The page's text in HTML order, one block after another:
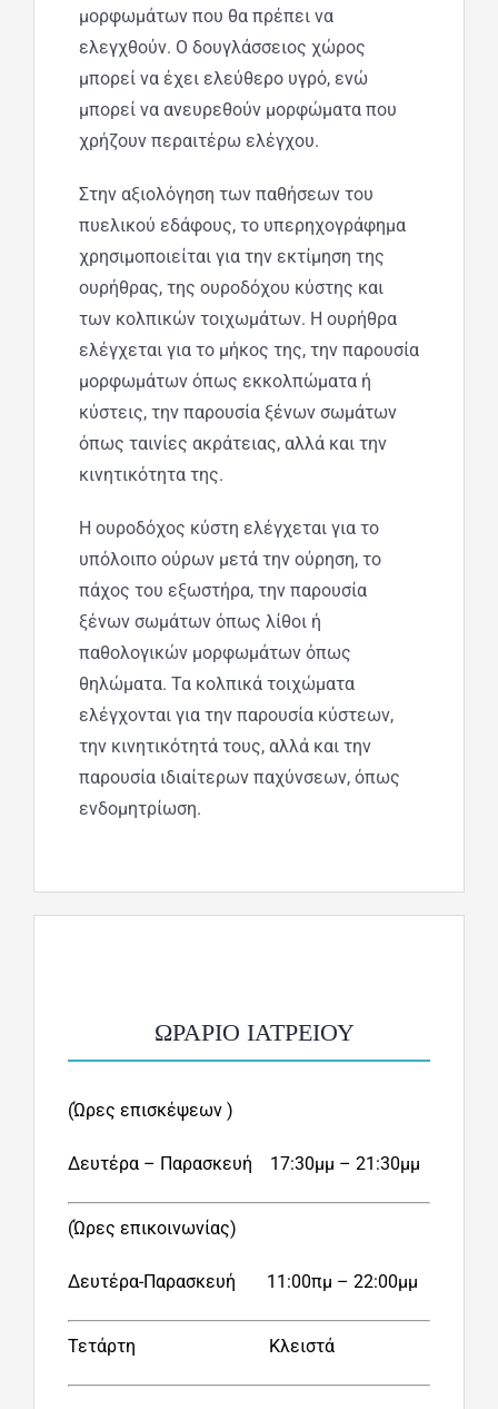
μορφωμάτων που θα πρέπει να
ελεγχθούν. Ο δουγλάσσειος χώρος
μπορεί να έχει ελεύθερο υγρό, ενώ
μπορεί να ανευρεθούν μορφώματα που
χρήζουν περαιτέρω ελέγχου.
Στην αξιολόγηση των παθήσεων του
πυελικού εδάφους, το υπερηχογράφημα
χρησιμοποιείται για την εκτίμηση της
ουρήθρας, της ουροδόχου κύστης και
των κολπικών τοιχωμάτων. Η ουρήθρα
ελέγχεται για το μήκος της, την παρουσία
μορφωμάτων όπως εκκολπώματα ή
κύστεις, την παρουσία ξένων σωμάτων
όπως ταινίες ακράτειας, αλλά και την
κινητικότητα της.
Η ουροδόχος κύστη ελέγχεται για το
υπόλοιπο ούρων μετά την ούρηση, το
πάχος του εξωστήρα, την παρουσία
ξένων σωμάτων όπως λίθοι ή
παθολογικών μορφωμάτων όπως
θηλώματα. Τα κολπικά τοιχώματα
ελέγχονται για την παρουσία κύστεων,
την κινητικότητά τους, αλλά και την
παρουσία ιδιαίτερων παχύνσεων, όπως
ενδομητρίωση.
ΩΡΑΡΙΟ ΙΑΤΡΕΙΟΥ
(Ώρες επισκέψεων )
Δευτέρα – Παρασκευή 17:30μμ – 21:30μμ
(Ώρες επικοινωνίας)
Δευτέρα-Παρασκευή 11:00πμ – 22:00μμ
Τετάρτη Κλειστά